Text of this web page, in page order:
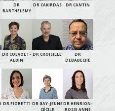
DR
BARTHELEMY
DR CAKIRDAS DR CANTIN
DR COEVOET-
ALBIN
DR CROISILLE
DR
DEBABECHE
DR FIORETTI DR GAY-JEUNE
CÉCILE
DR HENRION-
ROSSI ANNE